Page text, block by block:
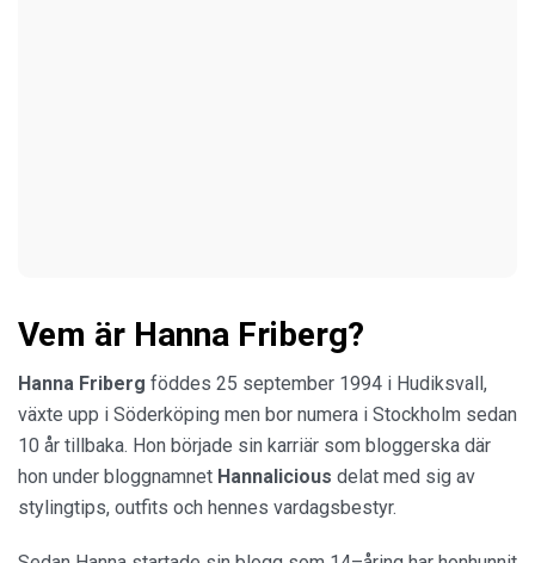
Vem är Hanna Friberg?
Hanna Friberg föddes 25 september 1994 i Hudiksvall,
växte upp i Söderköping men bor numera i Stockholm sedan
10 år tillbaka. Hon började sin karriär som bloggerska där
hon under bloggnamnet Hannalicious delat med sig av
stylingtips, outfits och hennes vardagsbestyr.